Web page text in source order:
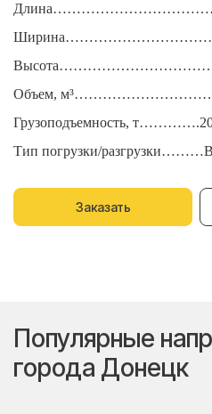
Объем,
Грузоподъемность,
Тип погрузки/
Заказать
Популярные
города Донецк